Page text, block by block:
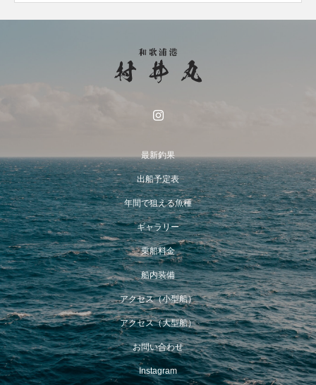
最新釣果
出船予定表
年間で狙える魚種
ギャラリー
乗船料金
船内装備
アクセス（小型船）
アクセス（大型船）
お問い合わせ
Instagram